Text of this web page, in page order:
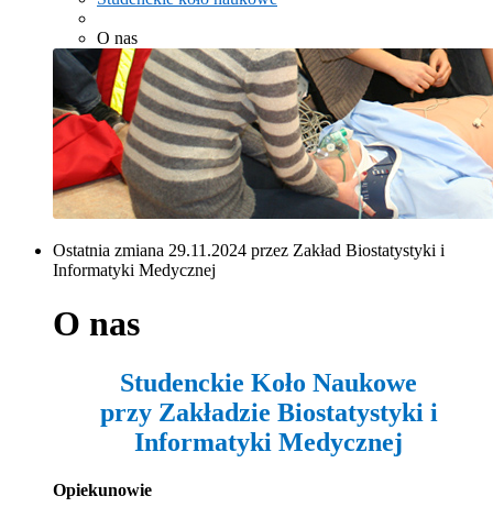
O nas
Ostatnia zmiana 29.11.2024 przez Zakład Biostatystyki i
Informatyki Medycznej
O nas
Studenckie Koło Naukowe
przy Zakładzie Biostatystyki i
Informatyki Medycznej
Opiekunowie